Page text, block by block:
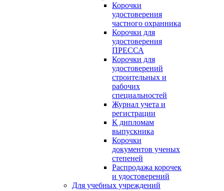
Корочки
удостоверения
частного охранника
Корочки для
удостоверения
ПРЕССА
Корочки для
удостоверений
строительных и
рабочих
специальностей
Журнал учета и
регистрации
К дипломам
выпускника
Корочки
документов ученых
степеней
Распродажа корочек
и удостоверений
Для учебных учреждений